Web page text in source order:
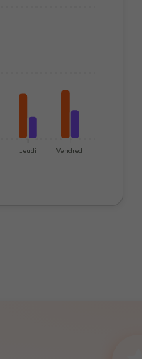
Jeudi Vendredi